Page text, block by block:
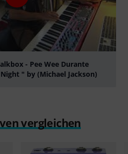
- Pee Wee Durante
" by (Michael Jackson)
vergleichen